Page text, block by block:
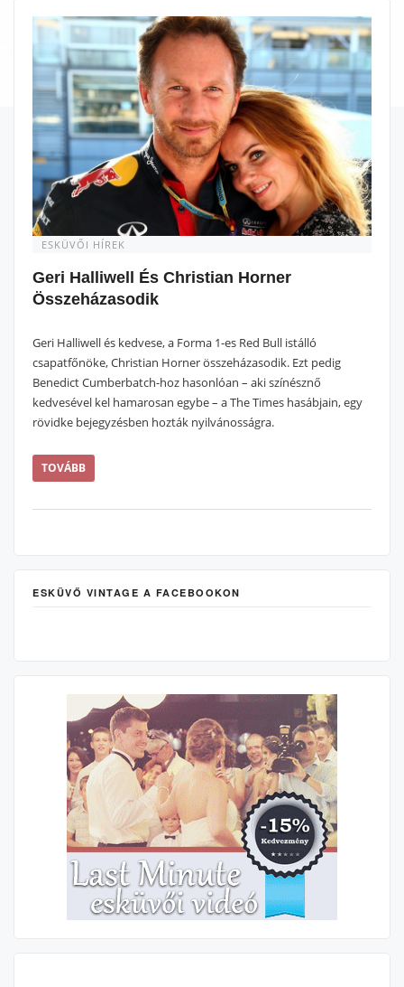
ESKÜVŐI HÍREK
Geri Halliwell És Christian Horner
Összeházasodik
Geri Halliwell és kedvese, a Forma 1-es Red Bull istálló
csapatfőnöke, Christian Horner összeházasodik. Ezt pedig
Benedict Cumberbatch-hoz hasonlóan – aki színésznő
kedvesével kel hamarosan egybe – a The Times hasábjain, egy
rövidke bejegyzésben hozták nyilvánosságra.
TOVÁBB
ESKÜVŐ VINTAGE A FACEBOOKON